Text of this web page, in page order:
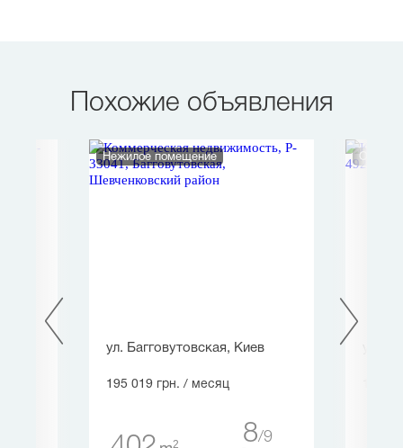
Похожие объявления
Нежилое помещение
ул. Багговутовская, Киев
195 019 грн. / месяц
2 8 9
Офис